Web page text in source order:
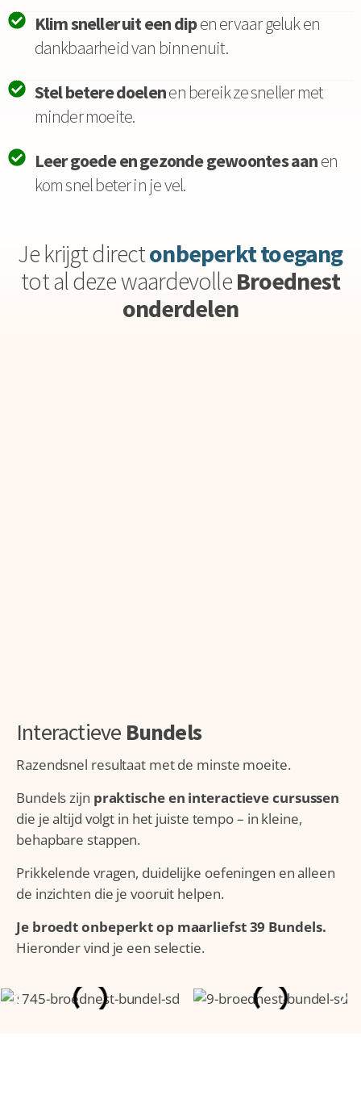
Klim sneller uit een dipen ervaar geluk en
dankbaarheid van binnenuit.
Stel betere doelenen bereik ze sneller met
minder moeite.
Leer goede en gezonde gewoontes aanen
kom snel beter in je vel.
Je krijgt directonbeperkt toegang
tot al deze waardevolleBroednest
onderdelen
Interactieve Bundels
Razendsnel resultaat met de minste moeite.
Bundels zijn praktische en interactieve cursussen
die je altijd volgt in het juiste tempo – in kleine,
behapbare stappen.
Prikkelende vragen, duidelijke oefeningen en alleen
de inzichten die je vooruit helpen.
Je broedt onbeperkt op maarliefst 39 Bundels.
Hieronder vind je een selectie.